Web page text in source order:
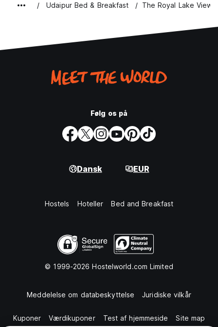
Udaipur Bed & Breakfast The Royal Lake View
Følg os på
Dansk EUR
Hostels Hoteller Bed and Breakfast
© 1999-2026 Hostelworld.com Limited
Meddelelse om databeskyttelse Juridiske vilkår
Kuponer Værdikuponer Test af hjemmeside Site map